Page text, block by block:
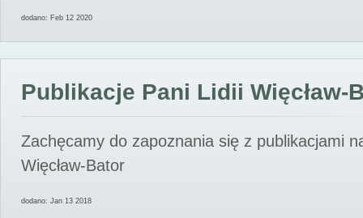
dodano: Feb 12 2020
Publikacje Pani Lidii Więcław-
Zachęcamy do zapoznania się z publikacjami
Więcław-Bator
dodano: Jan 13 2018